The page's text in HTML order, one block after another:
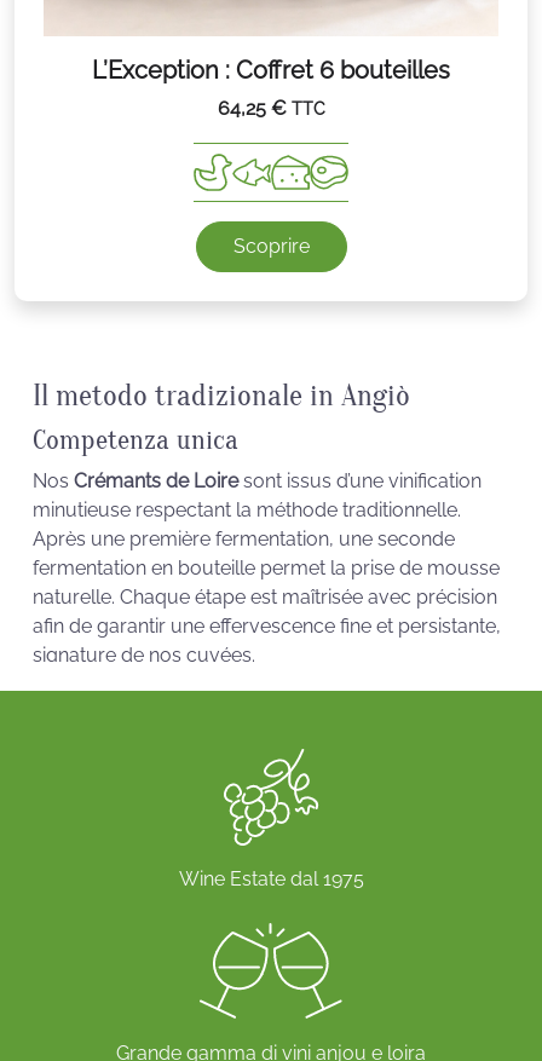
L’Exception : Coffret 6 bouteilles
64,25 € TTC
Scoprire
Il metodo tradizionale in Angiò
Competenza unica
Nos Crémants de Loiresont issus d’une vinification
minutieuse respectant la méthode traditionnelle.
Après une première fermentation, une seconde
fermentation en bouteille permet la prise de mousse
naturelle. Chaque étape est maîtrisée avec précision
afin de garantir une effervescence fine et persistante,
signature de nos cuvées.
bouteilles sont vieillies sur lattes
plusieurs mois, permettant un développement
harmonieux des arômes. Ce travail apporte finesse et
complexité aux vins. Au fil du temps, les
qui rendent chaque dégustation unique.
Le nostre annate
Crémant de Loire brut ed extra-dry
Wine Estate dal 1975
Grande gamma di vini anjou e loira